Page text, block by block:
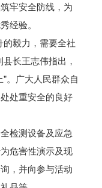
牢安全防线，为
经验。
毅力，需要全社
长王志伟指出，
。广大人民群众自
处重安全的良好
检测设备及应急
危害性演示及现
，并向参与活动